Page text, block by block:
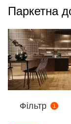
Паркетна
Фільтр 1